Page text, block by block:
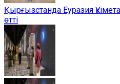
Қырғызстанда Еуразия
өтті